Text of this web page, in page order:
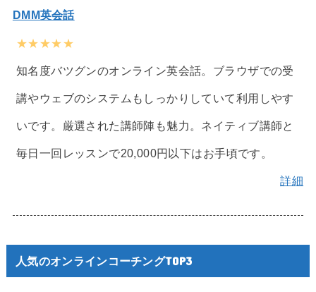
DMM英会話
★★★★★
知名度バツグンのオンライン英会話。ブラウザでの受
講やウェブのシステムもしっかりしていて利用しやす
いです。厳選された講師陣も魅力。ネイティブ講師と
毎日一回レッスンで20,000円以下はお手頃です。
詳細
人気のオンラインコーチングTOP3